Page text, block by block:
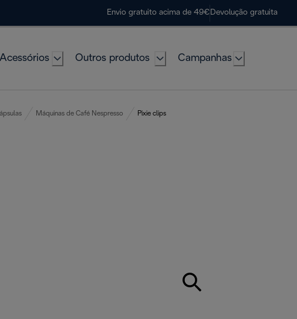
Envio gratuito acima de 49€ Devolução gratuita
Acessórios Outros produtos Campanhas
Máquinas de Café Nespresso Pixie clips